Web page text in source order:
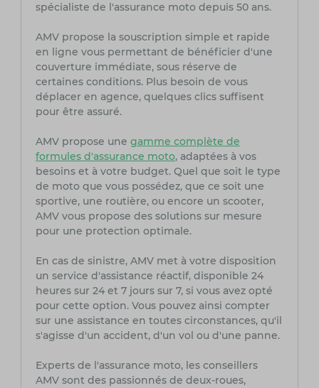
spécialiste de l'assurance moto depuis 50 ans.
AMV propose la souscription simple et rapide
en ligne vous permettant de bénéficier d'une
couverture immédiate, sous réserve de
certaines conditions. Plus besoin de vous
déplacer en agence, quelques clics suffisent
pour être assuré.
AMV propose une gamme complète de
formules d'assurance moto, adaptées à vos
besoins et à votre budget. Quel que soit le type
de moto que vous possédez, que ce soit une
sportive, une routière, ou encore un scooter,
AMV vous propose des solutions sur mesure
pour une protection optimale.
En cas de sinistre, AMV met à votre disposition
un service d'assistance réactif, disponible 24
heures sur 24 et 7 jours sur 7, si vous avez opté
pour cette option. Vous pouvez ainsi compter
sur une assistance en toutes circonstances, qu'il
s'agisse d'un accident, d'un vol ou d'une panne.
Experts de l'assurance moto, les conseillers
AMV sont des passionnés de deux-roues,